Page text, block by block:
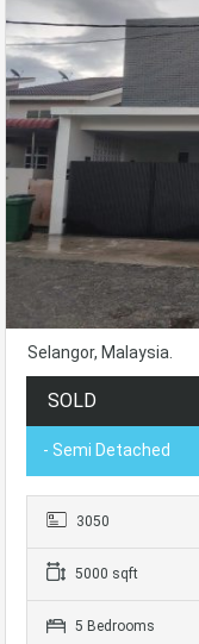
Selangor, Malaysia.
SOLD
- Semi Detached
3050
5000 sqft
5 Bedrooms